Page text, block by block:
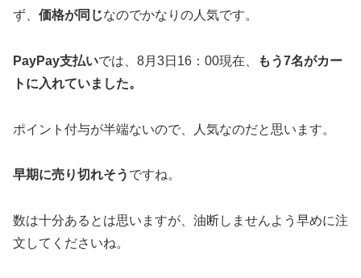
ず、 価格が同じなのでかなりの人気です。
PayPay支払いでは、8月3日16：00現在、
もう7名がカー
トに入れていました。
ポイント付与が半端ないので、人気なのだと思います。
早期に売り切れそう ですね。
数は十分あるとは思いますが、油断しませんよう早めに注
文してくださいね。